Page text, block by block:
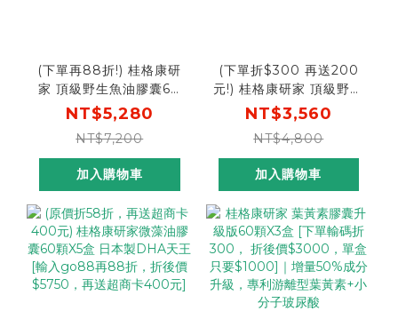
(下單再88折!) 桂格康研
家 頂級野生魚油膠囊60
粒x6盒 [輸碼go88再88
折，折後$4646]
NT$5,280
NT$7,200
加入購物車
(下單折$300 再送200
元!) 桂格康研家 頂級野生
魚油膠囊60粒x4盒 [輸碼
go300折300，折後
$3,260，再加送7-11超
商200元商品卡]
NT$3,560
NT$4,800
加入購物車